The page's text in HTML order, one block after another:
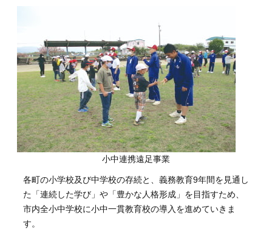
小中連携遠足事業
各町の小学校及び中学校の存続と、義務教育9年間を見通し
た「連続した学び」や「豊かな人格形成」を目指すため、
市内全小中学校に小中一貫教育校の導入を進めていきま
す。